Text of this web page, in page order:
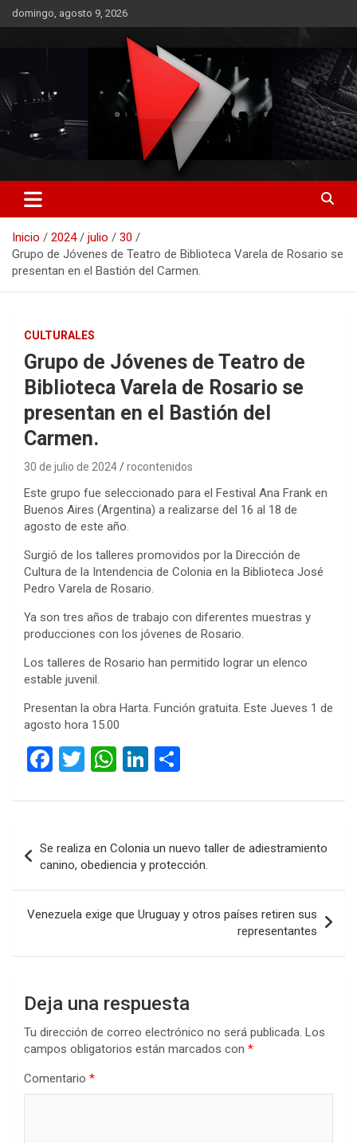
Saltar
al
domingo, agosto 9, 2026
RO CONTENIDOS
Inicio 2024 julio
30
Grupo de Jóvenes de Teatro de Biblioteca Varela de Rosario se
presentan en el Bastión del Carmen.
CULTURALES
Grupo de Jóvenes de Teatro de
Biblioteca Varela de Rosario se
presentan en el Bastión del
Carmen.
30 de julio de 2024 rocontenidos
Este grupo fue seleccionado para el Festival Ana Frank en
Buenos Aires (Argentina) a realizarse del 16 al 18 de
agosto de este año.
Surgió de los talleres promovidos por la Dirección de
Cultura de la Intendencia de Colonia en la Biblioteca José
Pedro Varela de Rosario.
Ya son tres años de trabajo con diferentes muestras y
producciones con los jóvenes de Rosario.
Los talleres de Rosario han permitido lograr un elenco
estable juvenil.
Presentan la obra Harta. Función gratuita. Este Jueves 1 de
agosto hora 15.00
F
ce
o
o
k
T
tt
W
at
A
p
p
Li
ke
n
m
ar
tir
de
entradas
Se realiza en Colonia un nuevo taller de adiestramiento
canino, obediencia y protección.
Venezuela exige que Uruguay y otros países retiren sus
representantes
Deja una respuesta
Tu dirección de correo electrónico no será publicada. Los
campos obligatorios están marcados con *
Comentario *